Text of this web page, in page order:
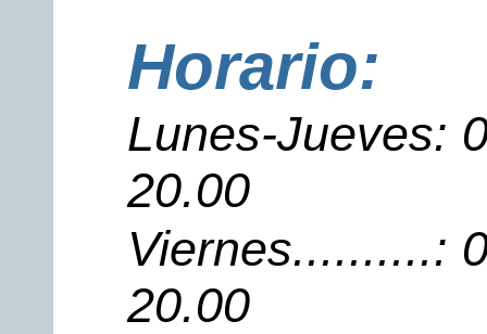
Horario:
Lunes-Jueves:
20.00
Viernes..........:
20.00